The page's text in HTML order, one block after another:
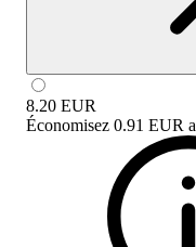
8.20 EUR
Économisez 0.91 EUR